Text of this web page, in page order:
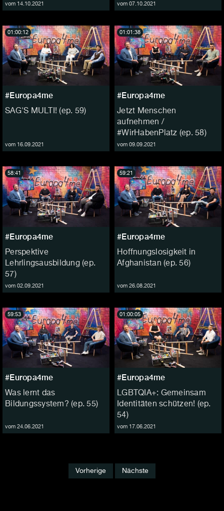
vom 14.10.2021 vom 07.10.2021
#Europa4me
SAG'S MULTI! (ep. 59)
vom 16.09.2021
01:00:12
#Europa4me
Jetzt Menschen
aufnehmen /
#WirHabenPlatz (ep. 58)
vom 09.09.2021
01:01:38
#Europa4me
Perspektive
Lehrlingsausbildung (ep.
57)
vom 02.09.2021
58:41
#Europa4me
Hoffnungslosigkeit in
Afghanistan (ep. 56)
vom 26.08.2021
59:21
#Europa4me
Was lernt das
Bildungssystem? (ep. 55)
vom 24.06.2021
59:53
#Europa4me
LGBTQIA+: Gemeinsam
Identitäten schützen! (ep.
54)
vom 17.06.2021
01:00:05
Vorherige Nächste